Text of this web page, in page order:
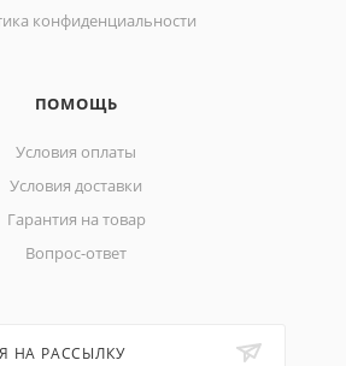
конфиденциальности
ПОМОЩЬ
Условия оплаты
Условия доставки
Гарантия на товар
Вопрос-ответ
НА РАССЫЛКУ